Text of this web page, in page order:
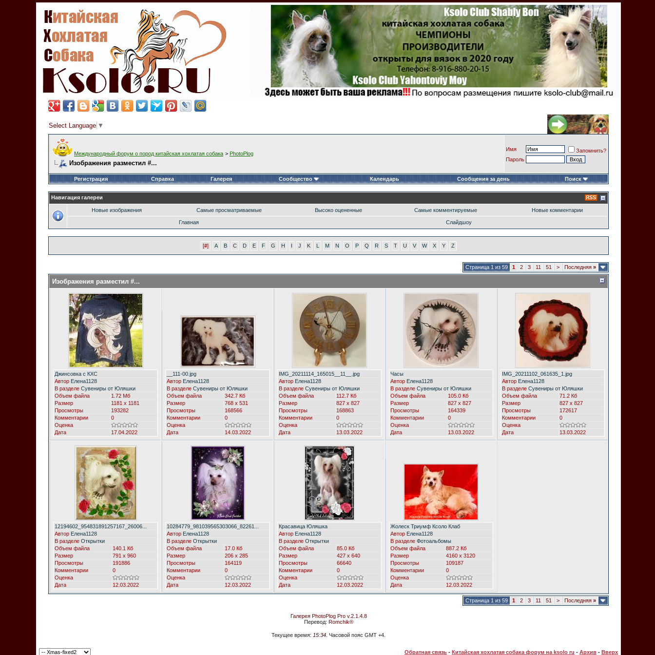
Select Language ▼
Международный форум о пород китайская хохлатая собака > PhotoPlog
Изображения разместил #...
Имя
Запомнить?
Пароль
Регистрация Справка Галерея Сообщество Календарь Сообщения за день Поиск
Навигация галереи
Новые изображения Самые просматриваемые Высоко оцененные Самые комментируемые Новые комментарии
Главная Слайдшоу
[#] A B C D E F G H I J K L M N O P Q R S T U V W X Y Z
Страница 1 из 59 1 2 3 11 51 > Последняя »
Изображения разместил #...
Джинсовка с КХС
Автор Елена1128
В разделе Сувениры от Юляшки
Объем файла
1.72 Мб
Размер
1181 x 1181
Просмотры
193282
Комментарии
0
Оценка
Дата
17.04.2022
__111-00.jpg
Автор Елена1128
В разделе Сувениры от Юляшки
Объем файла
342.7 Кб
Размер
768 x 531
Просмотры
168566
Комментарии
0
Оценка
Дата
14.03.2022
IMG_20211114_165015__11__.jpg
Автор Елена1128
В разделе Сувениры от Юляшки
Объем файла
112.7 Кб
Размер
827 x 827
Просмотры
168863
Комментарии
0
Оценка
Дата
13.03.2022
Часы
Автор Елена1128
В разделе Сувениры от Юляшки
Объем файла
105.0 Кб
Размер
827 x 827
Просмотры
164339
Комментарии
0
Оценка
Дата
13.03.2022
IMG_20211102_061635_1.jpg
Автор Елена1128
В разделе Сувениры от Юляшки
Объем файла
71.2 Кб
Размер
827 x 827
Просмотры
172617
Комментарии
0
Оценка
Дата
13.03.2022
12194602_954831891257167_26006...
Автор Елена1128
В разделе Открытки
Объем файла
140.1 Кб
Размер
791 x 960
Просмотры
191886
Комментарии
0
Оценка
Дата
12.03.2022
10284779_981039565303066_82261...
Автор Елена1128
В разделе Открытки
Объем файла
17.0 Кб
Размер
206 x 285
Просмотры
164119
Комментарии
0
Оценка
Дата
12.03.2022
Красавица Юляшка
Автор Елена1128
В разделе Открытки
Объем файла
85.0 Кб
Размер
427 x 640
Просмотры
66640
Комментарии
0
Оценка
Дата
12.03.2022
Жолеск Триумф Ксоло Клаб
Автор Елена1128
В разделе Фотоальбомы
Объем файла
887.2 Кб
Размер
4160 x 3120
Просмотры
109187
Комментарии
0
Оценка
Дата
12.03.2022
Страница 1 из 59 1 2 3 11 51 > Последняя »
Галерея PhotoPlog Pro v.2.1.4.8
Перевод: Romchik®
Текущее время: 15:34 . Часовой пояс GMT +4.
Обратная связь - Китайская хохлатая собака форум на ksolo ru - Архив - Вверх